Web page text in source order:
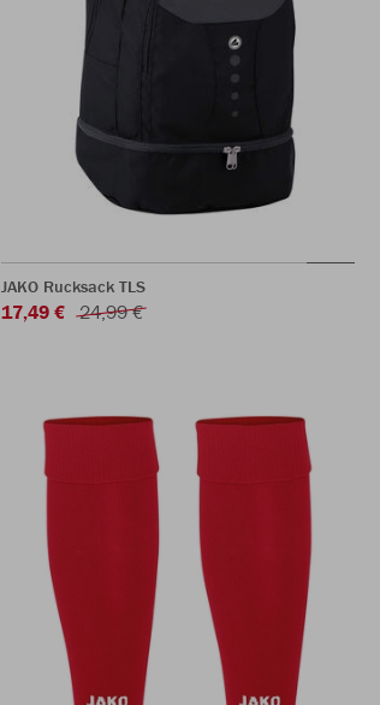
JAKO Rucksack TLS
17,49 € 24,99 €